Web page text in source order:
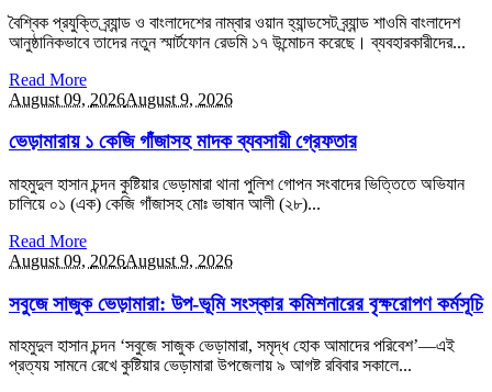
বৈশ্বিক প্রযুক্তি ব্র্যান্ড ও বাংলাদেশের নাম্বার ওয়ান হ্যান্ডসেট ব্র্যান্ড শাওমি বাংলাদেশ
আনুষ্ঠানিকভাবে তাদের নতুন স্মার্টফোন রেডমি ১৭ উন্মোচন করেছে। ব্যবহারকারীদের...
Read More
August 09, 2026August 9, 2026
ভেড়ামারায় ১ কেজি গাঁজাসহ মাদক ব্যবসায়ী গ্রেফতার
মাহমুদুল হাসান চন্দন ‎কুষ্টিয়ার ভেড়ামারা থানা পুলিশ গোপন সংবাদের ভিত্তিতে অভিযান
চালিয়ে ০১ (এক) কেজি গাঁজাসহ মোঃ ভাষান আলী (২৮)...
Read More
August 09, 2026August 9, 2026
সবুজে সাজুক ভেড়ামারা: উপ-ভূমি সংস্কার কমিশনারের বৃক্ষরোপণ কর্মসূচি
মাহমুদুল হাসান চন্দন ‎‘সবুজে সাজুক ভেড়ামারা, সমৃদ্ধ হোক আমাদের পরিবেশ’—এই
প্রত্যয় সামনে রেখে কুষ্টিয়ার ভেড়ামারা উপজেলায় ৯ আগষ্ট রবিবার সকালে...